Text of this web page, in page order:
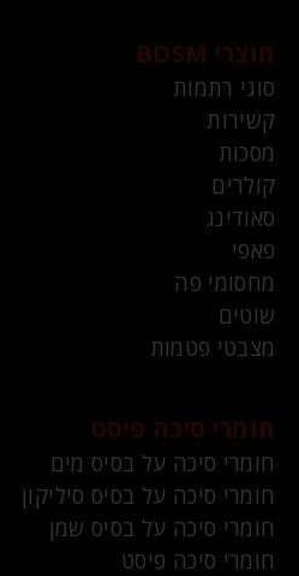
מוצרי BDSM
סוגי רתמות
קשירות
מסכות
קולרים
סאודינג
פאפי
מחסומי פה
שוטים
מצבטי פטמות
חומרי סיכה פיסט
חומרי סיכה על בסיס מים
חומרי סיכה על בסיס סיליקון
חומרי סיכה על בסיס שמן
חומרי סיכה פיסט